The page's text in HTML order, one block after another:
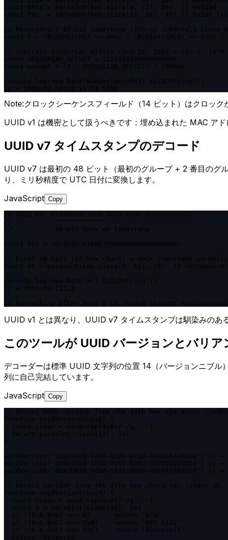
Note:クロックシーケンスフィールド（14 ビット）はクロッ
UUID v1 は機密として扱うべきです：埋め込まれた MAC ア
UUID v7 タイムスタンプのデコード
UUID v7 は最初の 48 ビット（最初のグループ + 2 番目のグ
り、ミリ秒精度で UTC 日付に変換します。
JavaScript Copy
UUID v1 とは異なり、UUID v7 タイムスタンプは馴染みのあ
このツールが UUID バージョンとバリア
デコーダーは標準 UUID 文字列の位置 14（バージョンニブ
列に自己完結しています。
JavaScript Copy